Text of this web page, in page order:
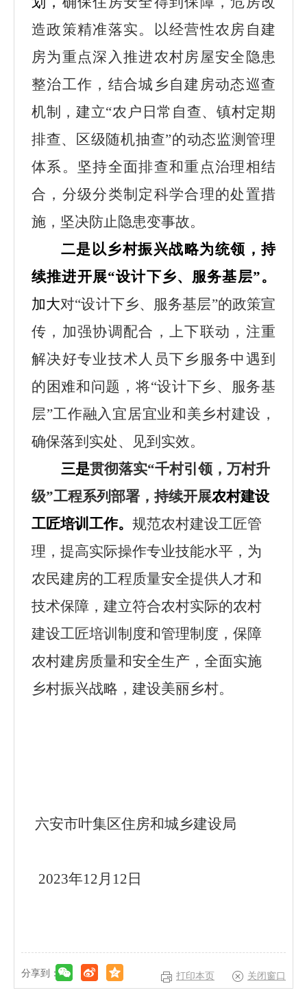
造政策精准落实。以经营性农房自建
房为重点深入推进农村房屋安全隐患
整治工作，结合城乡自建房动态巡查
机制，建立“农户日常自查、镇村定期
排查、区级随机抽查”的动态监测管理
体系。坚持全面排查和重点治理相结
合，分级分类制定科学合理的处置措
施，坚决防止隐患变事故。
二是以乡村振兴战略为统领，持
续推进开展“设计下乡、服务基层”。
加大对“设计下乡、服务基层”的政策宣
传，加强协调配合，上下联动，注重
解决好专业技术人员下乡服务中遇到
的困难和问题，将“设计下乡、服务基
层”工作融入宜居宜业和美乡村建设，
确保落到实处、见到实效。
三是贯彻落实“千村引领，万村升
级”工程系列部署，持续开展农村建设
工匠培训工作。 规范农村建设工匠管
理，提高实际操作专业技能水平，为
农民建房的工程质量安全提供人才和
技术保障，建立符合农村实际的农村
建设工匠培训制度和管理制度，保障
农村建房质量和安全生产，全面实施
乡村振兴战略，建设美丽乡村。
六安市叶集区住房和城乡建设局
2023年12月12日
分享到： 打印本页 关闭窗口